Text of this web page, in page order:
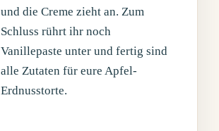
und die Creme zieht an. Zum
Schluss rührt ihr noch
Vanillepaste unter und fertig sind
alle Zutaten für eure Apfel-
Erdnusstorte.